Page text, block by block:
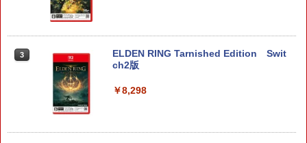
3
ELDEN RING Tarnished Edition Swit
ch2版
￥8,298